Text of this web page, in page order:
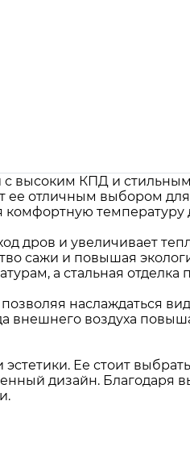
высоким КПД и
ее отличным выбором
температуру
дров и увеличивает
сажи и повышая
а стальная
наслаждаться
внешнего воздуха
Ее стоит
дизайн. Благодаря